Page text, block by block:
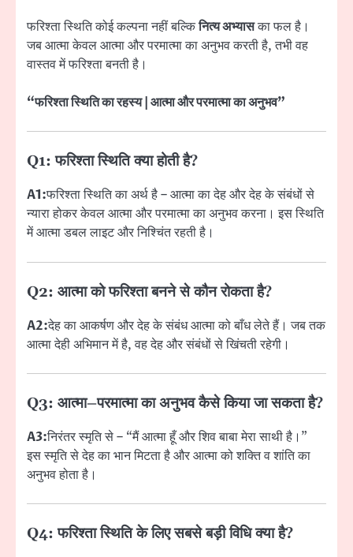
फरिश्ता स्थिति कोई कल्पना नहीं बल्किनित्य अभ्यासका फल है।
जब आत्मा केवल आत्मा और परमात्मा का अनुभव करती है, तभी वह
वास्तव में फरिश्ता बनती है।
“फरिश्ता स्थिति का रहस्य | आत्मा और परमात्मा का अनुभव”
Q1: फरिश्ता स्थिति क्या होती है?
A1:फरिश्ता स्थिति का अर्थ है – आत्मा का देह और देह के संबंधों से
न्यारा होकर केवल आत्मा और परमात्मा का अनुभव करना। इस स्थिति
में आत्मा डबल लाइट और निश्चिंत रहती है।
Q2: आत्मा को फरिश्ता बनने से कौन रोकता है?
A2:देह का आकर्षण और देह के संबंध आत्मा को बाँध लेते हैं। जब तक
आत्मा देही अभिमान में है, वह देह और संबंधों से खिंचती रहेगी।
Q3: आत्मा–परमात्मा का अनुभव कैसे किया जा सकता है?
A3:निरंतर स्मृति से – “मैं आत्मा हूँ और शिव बाबा मेरा साथी है।”
इस स्मृति से देह का भान मिटता है और आत्मा को शक्ति व शांति का
अनुभव होता है।
Q4: फरिश्ता स्थिति के लिए सबसे बड़ी विधि क्या है?